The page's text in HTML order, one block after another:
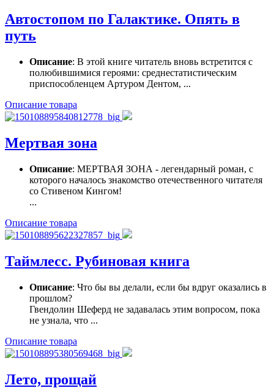
Автостопом по Галактике. Опять в
путь
Описание: В этой книге читатель вновь встретится с
полюбившимися героями: среднестатистическим
приспособленцем Артуром Дентом, ...
Описание товара
Мертвая зона
Описание: МЕРТВАЯ ЗОНА - легендарный роман, с
которого началось знакомство отечественного читателя
со Стивеном Кингом!
...
Описание товара
Таймлесс. Рубиновая книга
Описание: Что бы вы делали, если бы вдруг оказались в
прошлом?
Гвендолин Шеферд не задавалась этим вопросом, пока
не узнала, что ...
Описание товара
Лето, прощай